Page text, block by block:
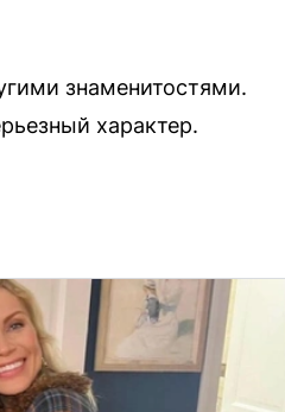
знаменитостями.
характер.